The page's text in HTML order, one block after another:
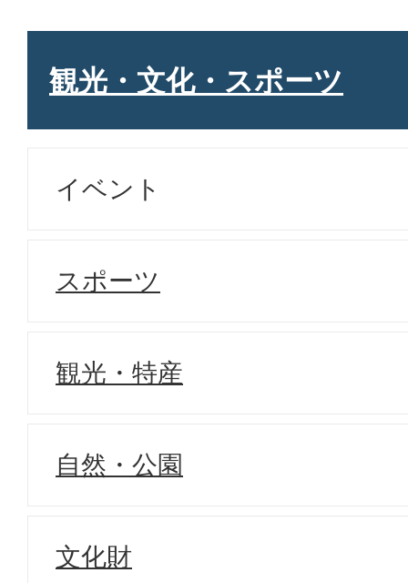
観光・文化・スポーツ
イベント
スポーツ
観光・特産
自然・公園
文化財